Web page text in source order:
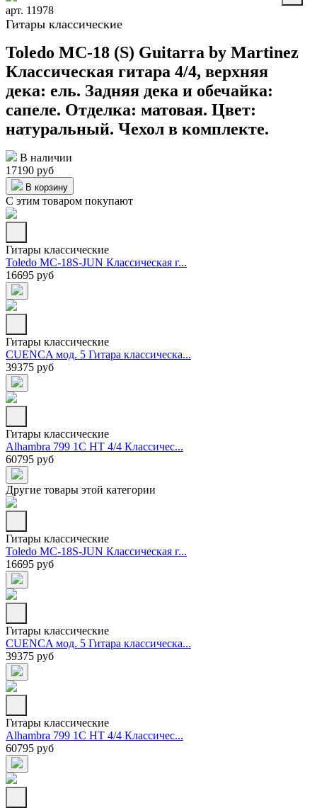
арт. 11978
Гитары классические
Toledo MC-18 (S) Guitarra by Martinez
Классическая гитара 4/4, верхняя
дека: ель. Задняя дека и обечайка:
сапеле. Отделка: матовая. Цвет:
натуральный. Чехол в комплекте.
В наличии
17190 руб
В корзину
С этим товаром покупают
Гитары классические
Toledo MC-18S-JUN Классическая г...
16695 руб
Гитары классические
CUENCA мод. 5 Гитара классическа...
39375 руб
Гитары классические
Alhambra 799 1C HT 4/4 Классичес...
60795 руб
Другие товары этой категории
Гитары классические
Toledo MC-18S-JUN Классическая г...
16695 руб
Гитары классические
CUENCA мод. 5 Гитара классическа...
39375 руб
Гитары классические
Alhambra 799 1C HT 4/4 Классичес...
60795 руб